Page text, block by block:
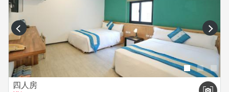
prev next
四人房